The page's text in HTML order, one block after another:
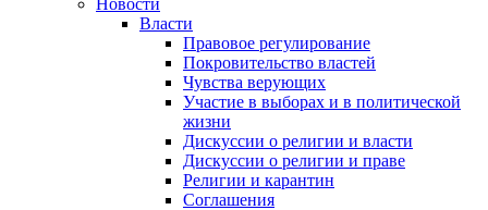
Новости
Власти
Правовое регулирование
Покровительство властей
Чувства верующих
Участие в выборах и в политической
жизни
Дискуссии о религии и власти
Дискуссии о религии и праве
Религии и карантин
Соглашения